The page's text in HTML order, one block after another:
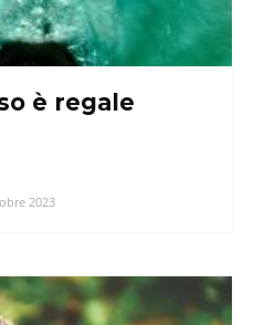
è regale
2023